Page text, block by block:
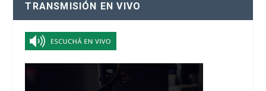
TRANSMISIÓN EN VIVO